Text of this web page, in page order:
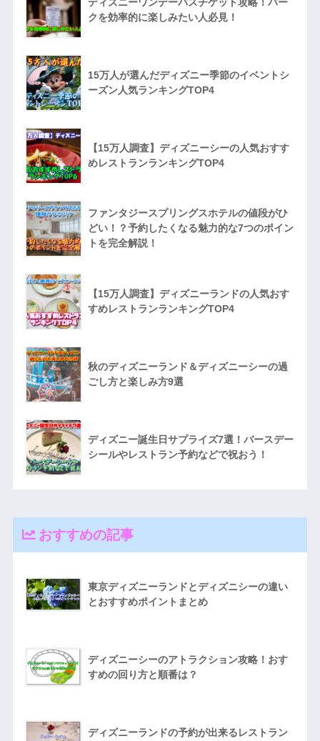
クを効率的に楽しみたい人必見！
15万人が選んだディズニー季節のイベントシ
ーズン人気ランキングTOP4
【15万人調査】ディズニーシーの人気おすす
めレストランランキングTOP4
ファンタジースプリングスホテルの値段がひ
どい！？予約したくなる魅力的な7つのポイン
トを完全解説！
【15万人調査】ディズニーランドの人気おす
すめレストランランキングTOP4
秋のディズニーランド＆ディズニーシーの過
ごし方と楽しみ方9選
ディズニー誕生日サプライズ7選！バースデー
シールやレストラン予約などで祝おう！
おすすめの記事
東京ディズニーランドとディズニシーの違い
とおすすめポイントまとめ
ディズニーシーのアトラクション攻略！おす
すめの回り方と順番は？
ディズニーランドの予約が出来るレストラン